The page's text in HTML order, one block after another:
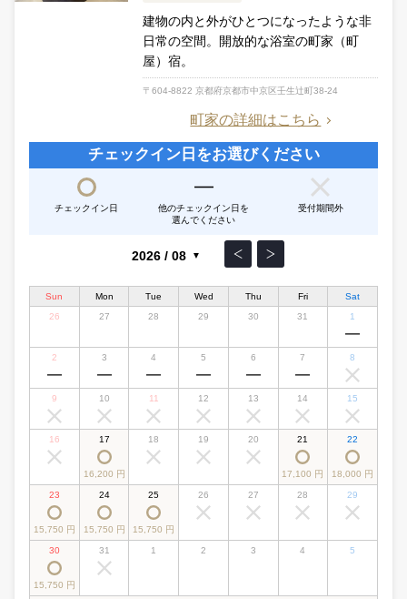
建物の内と外がひとつになったような非
日常の空間。開放的な浴室の町家（町
屋）宿。
〒604-8822 京都府京都市中京区壬生辻町38-24
町家の詳細はこちら